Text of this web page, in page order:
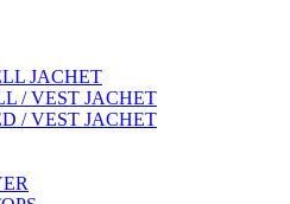
JACHET
/ VEST JACHET
/ VEST JACHET